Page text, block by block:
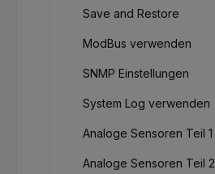
Save and Restore
ModBus verwenden
SNMP Einstellungen
System Log verwenden
Analoge Sensoren Teil 1
Analoge Sensoren Teil 2